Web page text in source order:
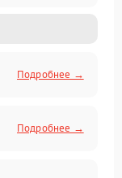
Подробнее →
Подробнее →